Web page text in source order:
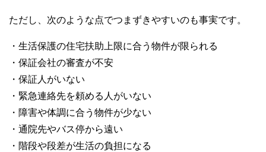
ただし、次のような点でつまずきやすいのも事実です。
・生活保護の住宅扶助上限に合う物件が限られる
・保証会社の審査が不安
・保証人がいない
・緊急連絡先を頼める人がいない
・障害や体調に合う物件が少ない
・通院先やバス停から遠い
・階段や段差が生活の負担になる